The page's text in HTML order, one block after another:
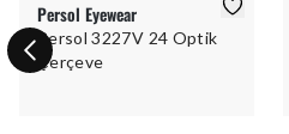
Persol Eyewear
Persol 3227V 24 Optik
Çerçeve